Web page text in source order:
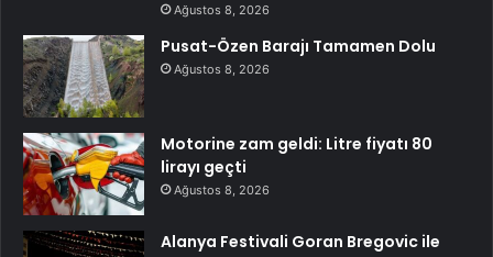
Ağustos 8, 2026
Pusat-Özen Barajı Tamamen Dolu
Ağustos 8, 2026
Motorine zam geldi: Litre fiyatı 80
lirayı geçti
Ağustos 8, 2026
Alanya Festivali Goran Bregovic ile